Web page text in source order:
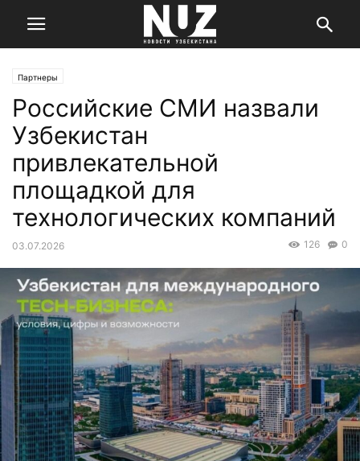
Партнеры
Российские СМИ назвали
Узбекистан
привлекательной
площадкой для
технологических компаний
03.07.2026 0
126